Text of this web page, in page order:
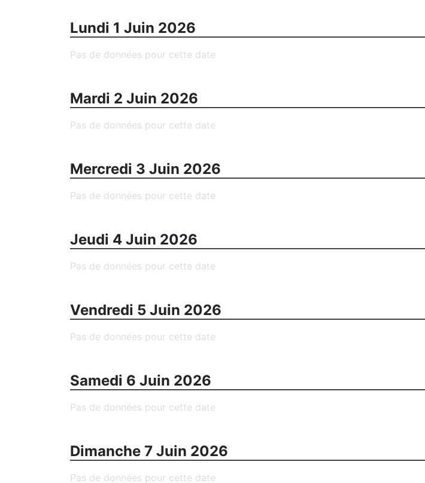
Lundi 1 Juin 2026
Pas de données pour cette date
Mardi 2 Juin 2026
Pas de données pour cette date
Mercredi 3 Juin 2026
Pas de données pour cette date
Jeudi 4 Juin 2026
Pas de données pour cette date
Vendredi 5 Juin 2026
Pas de données pour cette date
Samedi 6 Juin 2026
Pas de données pour cette date
Dimanche 7 Juin 2026
Pas de données pour cette date